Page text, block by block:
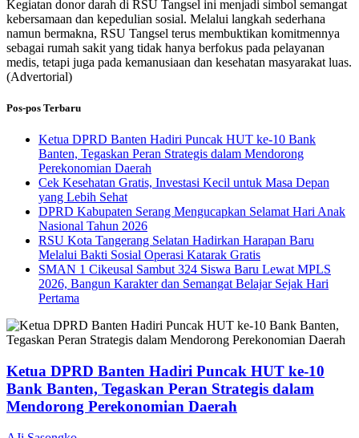
Kegiatan donor darah di RSU Tangsel ini menjadi simbol semangat
kebersamaan dan kepedulian sosial. Melalui langkah sederhana
namun bermakna, RSU Tangsel terus membuktikan komitmennya
sebagai rumah sakit yang tidak hanya berfokus pada pelayanan
medis, tetapi juga pada kemanusiaan dan kesehatan masyarakat luas.
(Advertorial)
Pos-pos Terbaru
Ketua DPRD Banten Hadiri Puncak HUT ke-10 Bank
Banten, Tegaskan Peran Strategis dalam Mendorong
Perekonomian Daerah
Cek Kesehatan Gratis, Investasi Kecil untuk Masa Depan
yang Lebih Sehat
DPRD Kabupaten Serang Mengucapkan Selamat Hari Anak
Nasional Tahun 2026
RSU Kota Tangerang Selatan Hadirkan Harapan Baru
Melalui Bakti Sosial Operasi Katarak Gratis
SMAN 1 Cikeusal Sambut 324 Siswa Baru Lewat MPLS
2026, Bangun Karakter dan Semangat Belajar Sejak Hari
Pertama
Ketua DPRD Banten Hadiri Puncak HUT ke-10
Bank Banten, Tegaskan Peran Strategis dalam
Mendorong Perekonomian Daerah